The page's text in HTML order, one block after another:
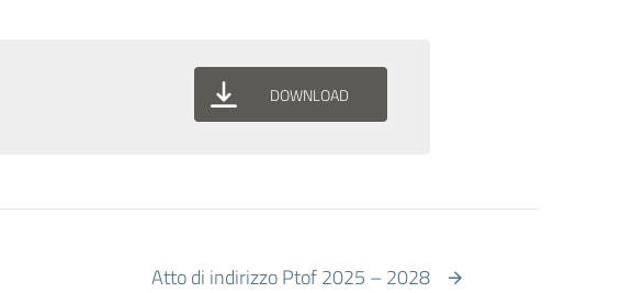
DOWNLOAD
Atto di indirizzo Ptof 2025 – 2028